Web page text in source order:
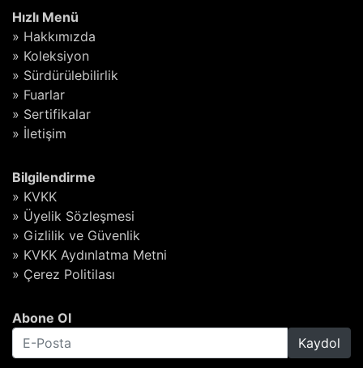
Hızlı Menü
» Hakkımızda
» Koleksiyon
» Sürdürülebilirlik
» Fuarlar
» Sertifikalar
» İletişim
Bilgilendirme
» KVKK
» Üyelik Sözleşmesi
» Gizlilik ve Güvenlik
» KVKK Aydınlatma Metni
» Çerez Politilası
Abone Ol
Kaydol